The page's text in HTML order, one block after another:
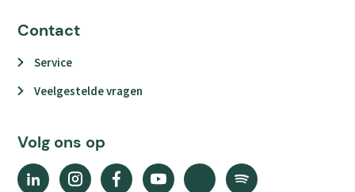
Contact
Service
Veelgestelde vragen
Volg ons op
LinkedinInstagramFacebookYouTube
Spotify